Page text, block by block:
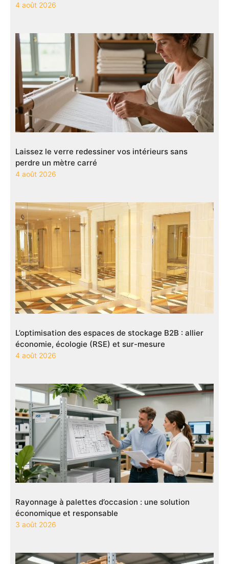
4 août 2026
Laissez le verre redessiner vos intérieurs sans
perdre un mètre carré
4 août 2026
L’optimisation des espaces de stockage B2B : allier
économie, écologie (RSE) et sur-mesure
4 août 2026
Rayonnage à palettes d’occasion : une solution
économique et responsable
3 août 2026